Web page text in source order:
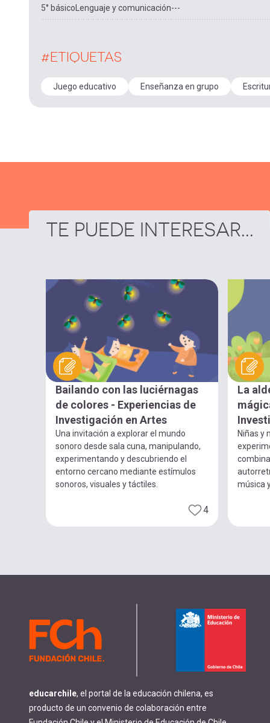
5° básico Lenguaje y comunicación---
#ETIQUETAS
Juego educativo Enseñanza en grupo
TE PUEDE INTERESAR...
Bailando con las luciérnagas
de colores - Experiencias de
Investigación en Artes
Una invitación a explorar el mundo
sonoro desde sala cuna, manipulando,
experimentando y descubriendo el
entorno cercano mediante estímulos
sonoros, visuales y táctiles.
4
La
Niñas y
música
educarchile, el portal de la educación chilena, es
producto de un convenio de colaboración entre